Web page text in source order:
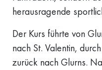
herausragende
Der Kurs führte von
nach St. Valentin,
zurück nach Glurns.